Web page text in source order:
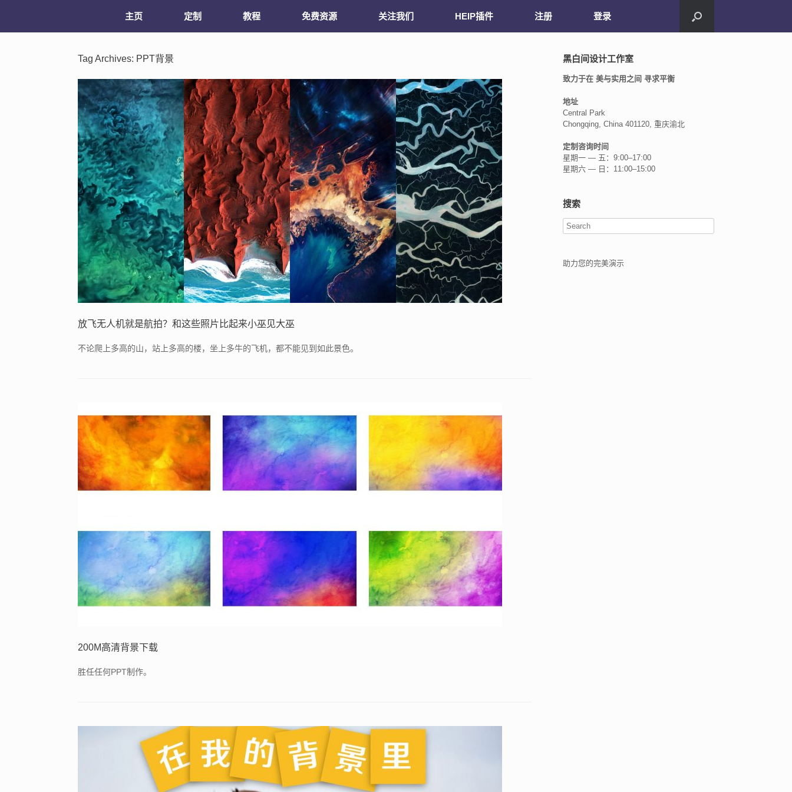
主页 定制 教程 免费资源 关注我们 HEIP插件 注册 登录
Tag Archives: PPT背景
放飞无人机就是航拍？和这些照片比起来小巫见大巫
不论爬上多高的山，站上多高的楼，坐上多牛的飞机，都不能见到如此景色。
200M高清背景下载
胜任任何PPT制作。
黑白间设计工作室
致力于在 美与实用之间 寻求平衡
地址
Central Park
Chongqing, China 401120, 重庆渝北
定制咨询时间
星期一 — 五：9:00–17:00
星期六 — 日：11:00–15:00
搜索
助力您的完美演示